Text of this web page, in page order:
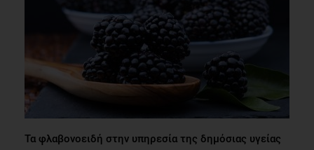
Τα φλαβονοειδή στην υπηρεσία της δημόσιας υγείας